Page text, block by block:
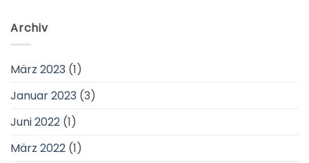
Archiv
März 2023 (1)
Januar 2023 (3)
Juni 2022 (1)
März 2022 (1)